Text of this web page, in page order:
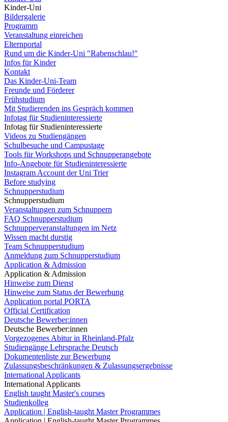
Kinder-Uni
Bildergalerie
Programm
Veranstaltung einreichen
Elternportal
Rund um die Kinder-Uni "Rabenschlau!"
Infos für Kinder
Kontakt
Das Kinder-Uni-Team
Freunde und Förderer
Frühstudium
Mit Studierenden ins Gespräch kommen
Infotag für Studieninteressierte
Infotag für Studieninteressierte
Videos zu Studiengängen
Schulbesuche und Campustage
Tools für Workshops und Schnupperangebote
Info-Angebote für Studieninteressierte
Instagram Account der Uni Trier
Before studying
Schnupperstudium
Schnupperstudium
Veranstaltungen zum Schnuppern
FAQ Schnupperstudium
Schnupperveranstaltungen im Netz
Wissen macht durstig
Team Schnupperstudium
Anmeldung zum Schnupperstudium
Application & Admission
Application & Admission
Hinweise zum Dienst
Hinweise zum Status der Bewerbung
Application portal PORTA
Official Certification
Deutsche Bewerber:innen
Deutsche Bewerber:innen
Vorgezogenes Abitur in Rheinland-Pfalz
Studiengänge Lehrsprache Deutsch
Dokumentenliste zur Bewerbung
Zulassungsbeschränkungen & Zulassungsergebnisse
International Applicants
International Applicants
English taught Master's courses
Studienkolleg
Application | English-taught Master Programmes